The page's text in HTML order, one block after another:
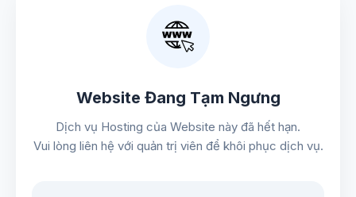
Website Đang Tạm Ngưng
Dịch vụ Hosting của Website này đã hết hạn.
Vui lòng liên hệ với quản trị viên để khôi phục dịch vụ.